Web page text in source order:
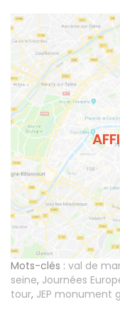
Mots-clés : val de
seine, Journées
tour, JEP monument